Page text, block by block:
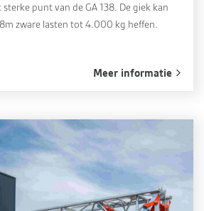
punt van de GA 138. De giek kan
zware lasten tot 4.000 kg heffen.
Meer informatie